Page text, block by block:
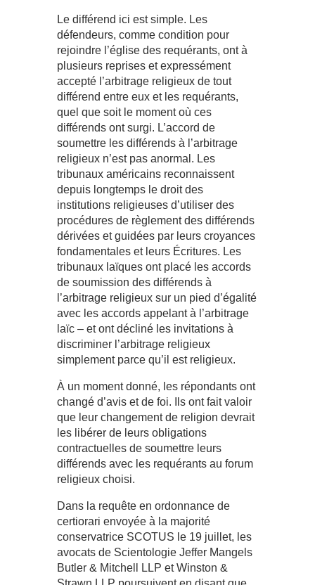
Le différend ici est simple. Les
défendeurs, comme condition pour
rejoindre l’église des requérants, ont à
plusieurs reprises et expressément
accepté l’arbitrage religieux de tout
différend entre eux et les requérants,
quel que soit le moment où ces
différends ont surgi. L’accord de
soumettre les différends à l’arbitrage
religieux n’est pas anormal. Les
tribunaux américains reconnaissent
depuis longtemps le droit des
institutions religieuses d’utiliser des
procédures de règlement des différends
dérivées et guidées par leurs croyances
fondamentales et leurs Écritures. Les
tribunaux laïques ont placé les accords
de soumission des différends à
l’arbitrage religieux sur un pied d’égalité
avec les accords appelant à l’arbitrage
laïc – et ont décliné les invitations à
discriminer l’arbitrage religieux
simplement parce qu’il est religieux.
À un moment donné, les répondants ont
changé d’avis et de foi. Ils ont fait valoir
que leur changement de religion devrait
les libérer de leurs obligations
contractuelles de soumettre leurs
différends avec les requérants au forum
religieux choisi.
Dans la requête en ordonnance de
certiorari envoyée à la majorité
conservatrice SCOTUS le 19 juillet, les
avocats de Scientologie Jeffer Mangels
Butler & Mitchell LLP et Winston &